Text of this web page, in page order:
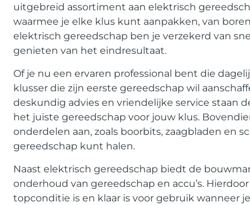
uitgebreid assortiment aan elektrisch
waarmee je elke klus kunt aanpakken, van
elektrisch gereedschap ben je verzekerd van
genieten van het eindresultaat.
Of je nu een ervaren professional bent die
klusser die zijn eerste gereedschap wil
deskundig advies en vriendelijke service staan
het juiste gereedschap voor jouw klus.
onderdelen aan, zoals boorbits, zaagbladen en
gereedschap kunt halen.
Naast elektrisch gereedschap biedt de
onderhoud van gereedschap en accu’s.
topconditie is en klaar is voor gebruik wanneer